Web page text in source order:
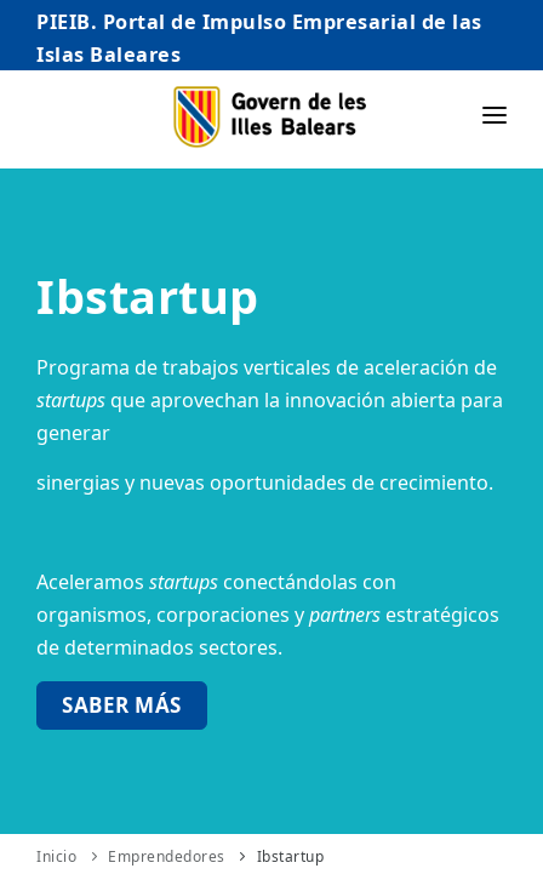
PIEIB. Portal de Impulso Empresarial de las
Islas Baleares
INICIO
AUTÓNOMO/AUTÓNOMA
COMERCIO
INTERNACIONALIZACIÓN
STARTUPS AVANZADAS
ES
CAT
Ibstartup
Programa de trabajos verticales de aceleración de
startups que aprovechan la innovación abierta para
generar
sinergias y nuevas oportunidades de crecimiento.
Aceleramos startups conectándolas con
organismos, corporaciones ypartners estratégicos
de determinados sectores.
SABER MÁS
Inicio Emprendedores Ibstartup